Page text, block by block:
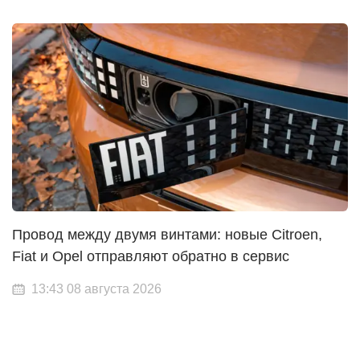
Провод между двумя винтами: новые Citroen,
Fiat и Opel отправляют обратно в сервис
13:43 08 августа 2026